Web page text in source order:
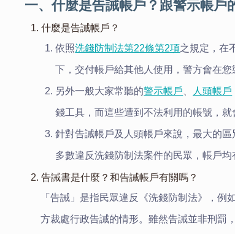
一、什麼是告誡帳戶？跟警示帳戶
1. 什麼是告誡帳戶？
依照洗錢防制法第22條第2項之規定，在
下，交付帳戶給其他人使用，警方會在
另外一般大家常聽的警示帳戶 人頭帳戶
錢工具，而這些遭到不法利用的帳號，就
針對告誡帳戶及人頭帳戶來說，最大的
多數違反洗錢防制法案件的民眾，帳戶均
2. 告誡書是什麼？和告誡帳戶有關嗎？
「告誡」是指民眾違反《洗錢防制法》，
方裁處行政告誡的情形。雖然告誡並非刑罰